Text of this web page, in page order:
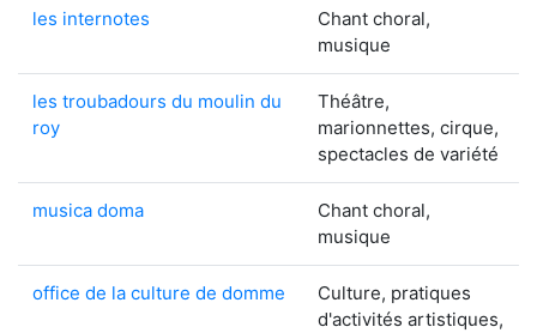
les internotes
Chant choral,
musique
les troubadours du moulin du
roy
Théâtre,
marionnettes, cirque,
spectacles de variété
musica doma
Chant choral,
musique
office de la culture de domme
Culture, pratiques
d'activités artistiques,